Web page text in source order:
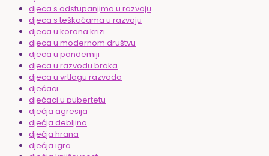
djeca s odstupanjima u razvoju
djeca s teškoćama u razvoju
djeca u korona krizi
djeca u modernom društvu
djeca u pandemiji
djeca u razvodu braka
djeca u vrtlogu razvoda
dječaci
dječaci u pubertetu
dječja agresija
dječja debljina
dječja hrana
dječja igra